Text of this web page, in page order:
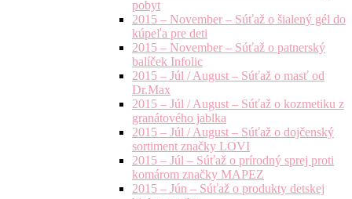
pobyt
2015 – November – Súťaž o šialený gél do
kúpeľa pre deti
2015 – November – Súťaž o patnerský
balíček Infolic
2015 – Júl / August – Súťaž o masť od
Dr.Max
2015 – Júl / August – Súťaž o kozmetiku z
granátového jablka
2015 – Júl / August – Súťaž o dojčenský
sortiment značky LOVI
2015 – Júl – Súťaž o prírodný sprej proti
komárom značky MAPEZ
2015 – Jún – Súťaž o produkty detskej